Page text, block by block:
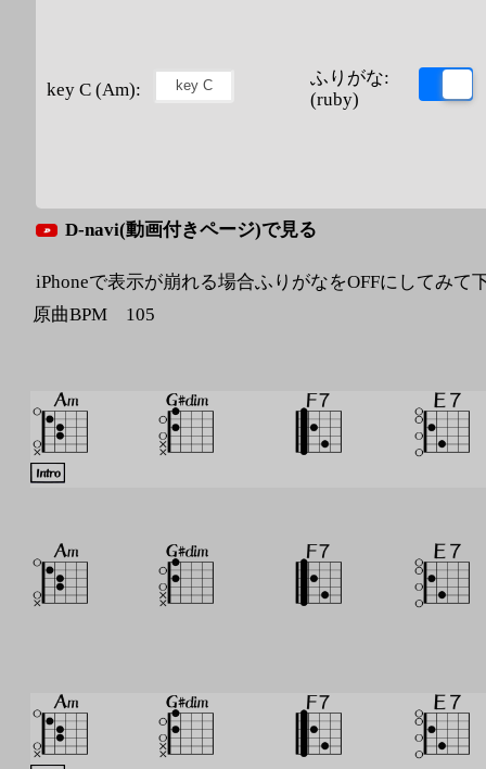
key C (Am):
ふりがな:
(ruby)
D-navi(動画付きページ)で見る
iPhoneで表示が崩れる場合ふりがなをOFFにしてみて
原曲BPM 105